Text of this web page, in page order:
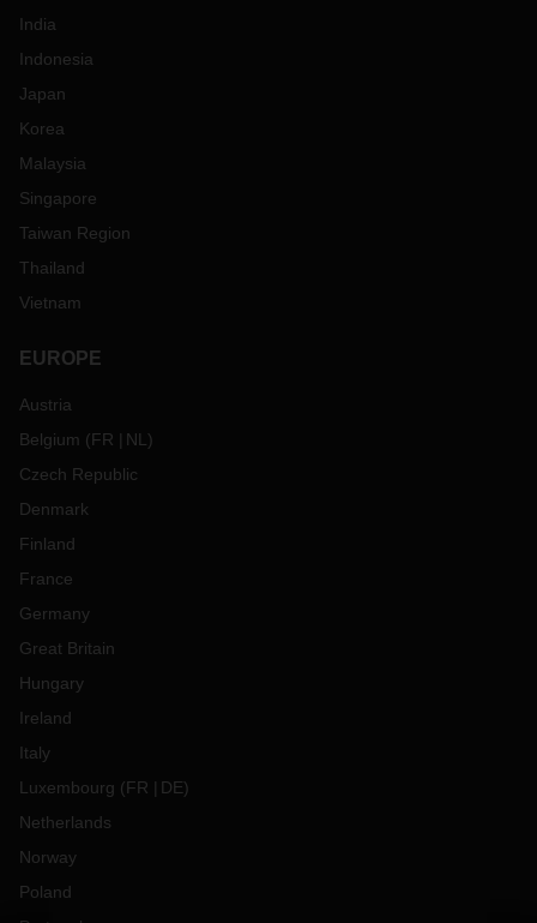
India
Indonesia
Japan
Korea
Malaysia
Singapore
Taiwan Region
Thailand
Vietnam
EUROPE
Austria
Belgium (FR NL )
Czech Republic
Denmark
Finland
France
Germany
Great Britain
Hungary
Ireland
Italy
Luxembourg (FR DE)
Netherlands
Norway
Poland